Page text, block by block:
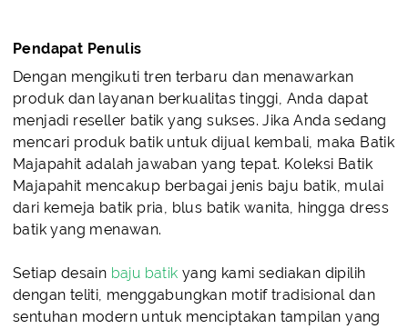
Pendapat Penulis
Dengan mengikuti tren terbaru dan menawarkan
produk dan layanan berkualitas tinggi, Anda dapat
menjadi reseller batik yang sukses. Jika Anda sedang
mencari produk batik untuk dijual kembali, maka Batik
Majapahit adalah jawaban yang tepat. Koleksi Batik
Majapahit mencakup berbagai jenis baju batik, mulai
dari kemeja batik pria, blus batik wanita, hingga dress
batik yang menawan.
Setiap desain baju batik yang kami sediakan dipilih
dengan teliti, menggabungkan motif tradisional dan
sentuhan modern untuk menciptakan tampilan yang